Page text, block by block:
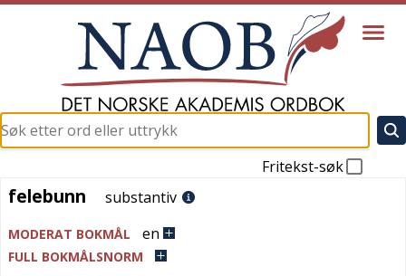
Fritekst-søk
felebunn
felebunn substantiv
MODERAT BOKMÅL en
FULL BOKMÅLSNORM